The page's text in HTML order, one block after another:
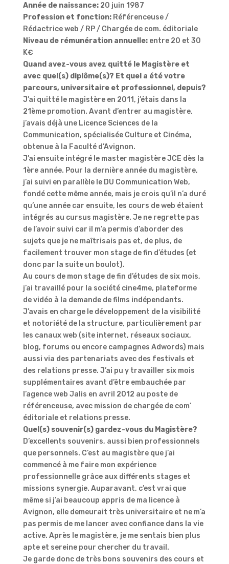
Année de naissance:20 juin 1987
Profession et fonction:Référenceuse /
Rédactrice web / RP / Chargée de com. éditoriale
Niveau de rémunération annuelle:entre 20 et 30
K€
Quand avez-vous avez quitté le Magistère et
avec quel(s) diplôme(s)? Et quel a été votre
parcours, universitaire et professionnel, depuis?
J’ai quitté le magistère en 2011, j’étais dans la
21ème promotion. Avant d’entrer au magistère,
j’avais déjà une Licence Sciences de la
Communication, spécialisée Culture et Cinéma,
obtenue à la Faculté d’Avignon.
J’ai ensuite intégré le master magistère JCE dès la
1ère année. Pour la dernière année du magistère,
j’ai suivi en parallèle le DU Communication Web,
fondé cette même année, mais je crois qu’il n’a duré
qu’une année car ensuite, les cours de web étaient
intégrés au cursus magistère. Je ne regrette pas
de l’avoir suivi car il m’a permis d’aborder des
sujets que je ne maîtrisais pas et, de plus, de
facilement trouver mon stage de fin d’études (et
donc par la suite un boulot).
Au cours de mon stage de fin d’études de six mois,
j’ai travaillé pour la société cine4me, plateforme
de vidéo à la demande de films indépendants.
J’avais en charge le développement de la visibilité
et notoriété de la structure, particulièrement par
les canaux web (site internet, réseaux sociaux,
blog, forums ou encore campagnes Adwords) mais
aussi via des partenariats avec des festivals et
des relations presse. J’ai pu y travailler six mois
supplémentaires avant d’être embauchée par
l’agence web Jalis en avril 2012 au poste de
référenceuse, avec mission de chargée de com’
éditoriale et relations presse.
Quel(s) souvenir(s) gardez-vous du Magistère?
D’excellents souvenirs, aussi bien professionnels
que personnels. C’est au magistère que j’ai
commencé à me faire mon expérience
professionnelle grâce aux différents stages et
missions synergie. Auparavant, c’est vrai que
même si j’ai beaucoup appris de ma licence à
Avignon, elle demeurait très universitaire et ne m’a
pas permis de me lancer avec confiance dans la vie
active. Après le magistère, je me sentais bien plus
apte et sereine pour chercher du travail.
Je garde donc de très bons souvenirs des cours et